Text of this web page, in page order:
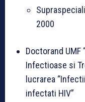
2000
Doctorand UMF
Infectioase si
lucrarea
infectati HIV”